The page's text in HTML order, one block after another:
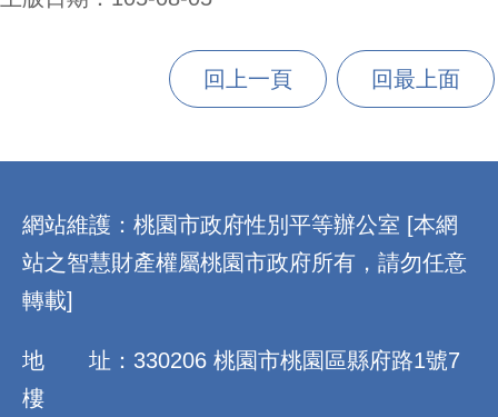
回上一頁 回最上面
網站維護：桃園市政府性別平等辦公室 [本網
站之智慧財產權屬桃園市政府所有，請勿任意
轉載]
地 址：330206 桃園市桃園區縣府路1號7
樓